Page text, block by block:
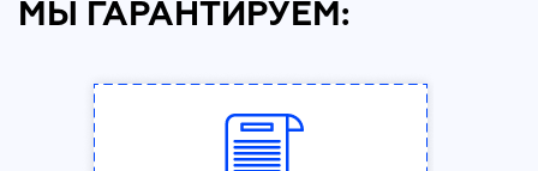
МЫ ГАРАНТИРУЕМ: